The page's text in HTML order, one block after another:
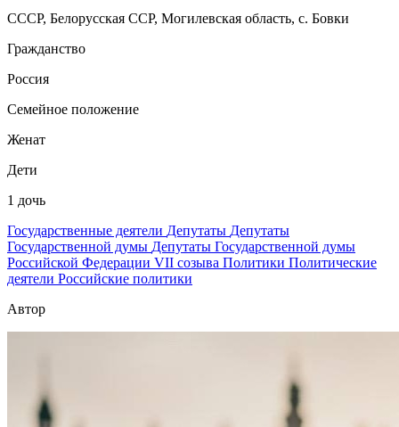
СССР, Белорусская ССР, Могилевская область, с. Бовки
Гражданство
Россия
Семейное положение
Женат
Дети
1 дочь
Государственные деятели Депутаты Депутаты
Государственной думы Депутаты Государственной думы
Российской Федерации VII созыва Политики Политические
деятели Российские политики
Автор